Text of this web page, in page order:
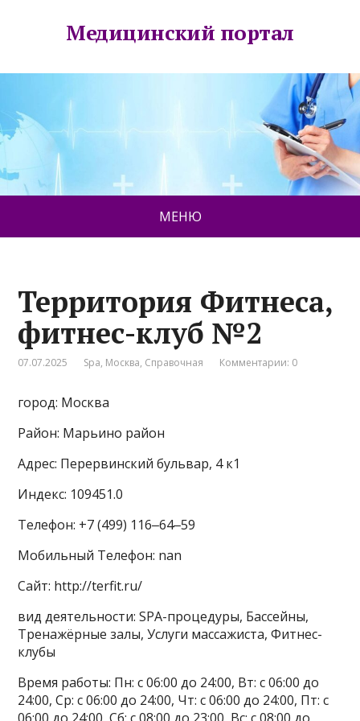
Медицинский портал
МЕНЮ
Территория Фитнеса,
фитнес-клуб №2
07.07.2025 Spa, Москва, Справочная Комментарии: 0
город: Москва
Район: Марьино район
Адрес: Перервинский бульвар, 4 к1
Индекс: 109451.0
Телефон: +7 (499) 116‒64‒59
Мобильный Телефон: nan
Сайт: http://terfit.ru/
вид деятельности: SPA-процедуры, Бассейны,
Тренажёрные залы, Услуги массажиста, Фитнес-
клубы
Время работы: Пн: с 06:00 до 24:00, Вт: с 06:00 до
24:00, Ср: с 06:00 до 24:00, Чт: с 06:00 до 24:00, Пт: с